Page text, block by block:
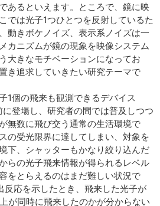
あるといえます。ところで、鏡に映
では光子1つひとつを反射しているた
動きボケノイズ、表示系ノイズは一
カニズムが鏡の現象を映像システム
大きなモチベーションになってお
き追求していきたい研究テーマで
1個の飛来も観測できるデバイス
に登場し、研究者の間では普及しつつ
無数に飛び交う通常の生活環境で
の受光限界に達してしまい、対象を
下、シャッターもかなり絞り込んだ
らの光子飛来情報が得られるレベル
をとらえるのはまだ難しい状況で
反応を示したとき、飛来した光子が
が同時に飛来したのかが分からない